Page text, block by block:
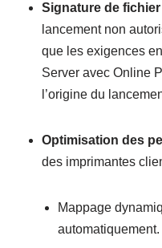
Signature de fichier
lancement non
que les exigences
Server avec Online
l’origine du
Optimisation des
des imprimantes
Mappage
automatiquement.